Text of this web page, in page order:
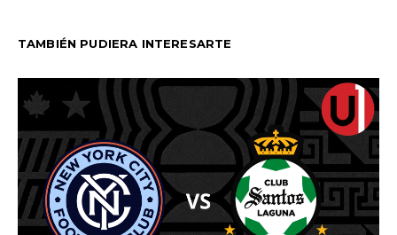
TAMBIÉN PUDIERA INTERESARTE